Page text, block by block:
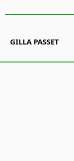
GILLA PASSET